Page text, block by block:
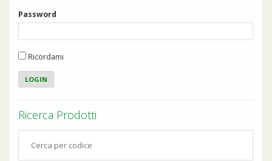
Password
Ricordami
Ricerca Prodotti